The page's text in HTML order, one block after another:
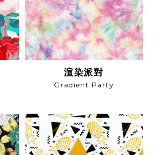
渲染派對
Gradient Party